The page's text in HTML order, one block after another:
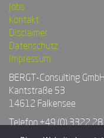
Jobs
Kontakt
Disclaimer
Datenschutz
Impressum
BERGT-Consulting
Kantstraße 53
14612 Falkensee
Telefon+49 (0) 3322
Telefax +49 (0) 3322